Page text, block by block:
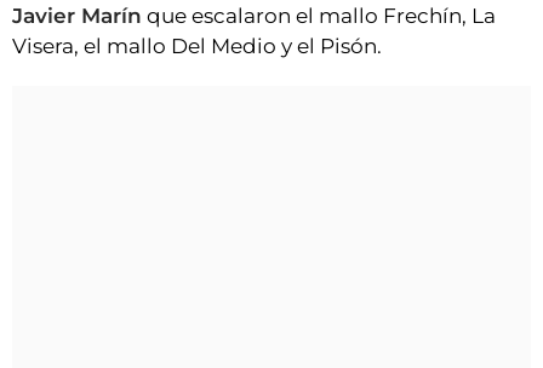
Javier Marín que escalaron el mallo Frechín, La
Visera, el mallo Del Medio y el Pisón.